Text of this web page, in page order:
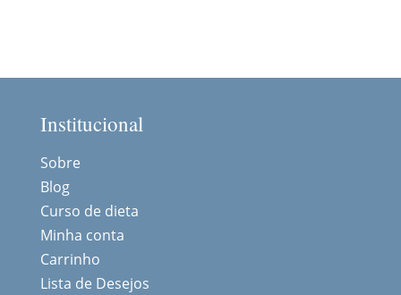
Institucional
Sobre
Blog
Curso de dieta
Minha conta
Carrinho
Lista de Desejos